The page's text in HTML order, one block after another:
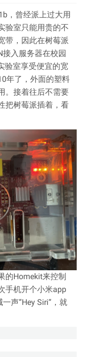
，曾经派上过大用
验室只能用贵的不
带，因此在树莓派
入服务器在校园
验室享受便宜的宽
年了，外面的塑料
。接着往后不需要
把树莓派插着，看
的Homekit来控制
手机开个小米app
声“Hey Siri“，就